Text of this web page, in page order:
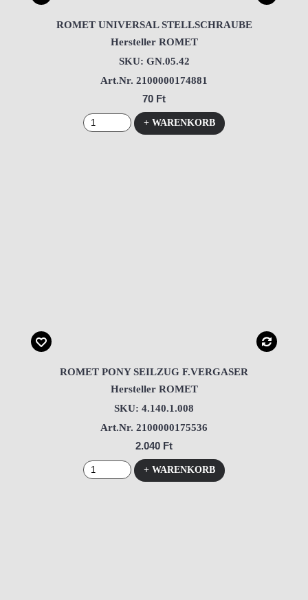
ROMET UNIVERSAL STELLSCHRAUBE
Hersteller ROMET
SKU: GN.05.42
Art.Nr. 2100000174881
70 Ft
+ WARENKORB
ROMET PONY SEILZUG F.VERGASER
Hersteller ROMET
SKU: 4.140.1.008
Art.Nr. 2100000175536
2.040 Ft
+ WARENKORB